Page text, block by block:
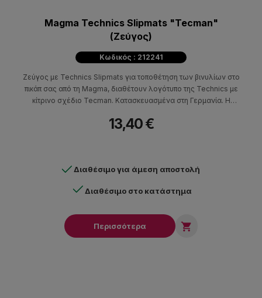
Magma Technics Slipmats "Tecman"
(Ζεύγος)
Κωδικός : 212241
Ζεύγος με Technics Slipmats για τοποθέτηση των βινυλίων στο
πικάπ σας από τη Magma, διαθέτουν λογότυπο της Technics με
κίτρινο σχέδιο Tecman. Κατασκευασμένα στη Γερμανία. Η
13,40 €
Διαθέσιμο για άμεση αποστολή
Διαθέσιμο στο κατάστημα
Περισσότερα 